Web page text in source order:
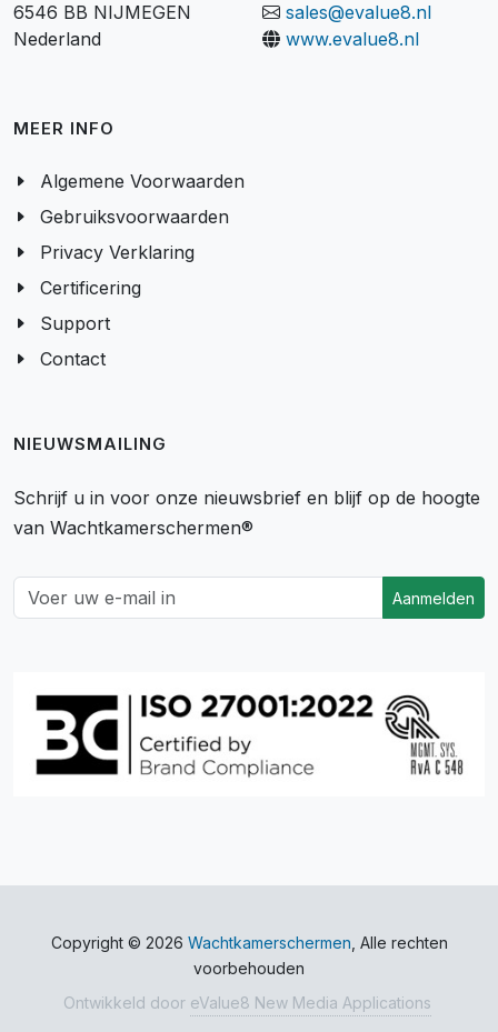
6546 BB NIJMEGEN
Nederland
sales@evalue8.nl
www.evalue8.nl
MEER INFO
Algemene Voorwaarden
Gebruiksvoorwaarden
Privacy Verklaring
Certificering
Support
Contact
NIEUWSMAILING
Schrijf u in voor onze nieuwsbrief en blijf op de hoogte
van Wachtkamerschermen®
Aanmelden
Copyright © 2026 Wachtkamerschermen , Alle rechten
voorbehouden
Ontwikkeld door eValue8 New Media Applications